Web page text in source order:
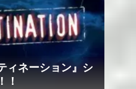
ィネーション』シ
！